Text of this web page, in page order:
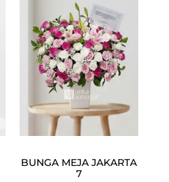
BUNGA MEJA JAKARTA
7